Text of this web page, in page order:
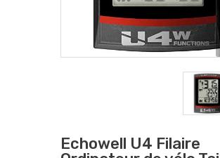
Echowell U4 Filaire